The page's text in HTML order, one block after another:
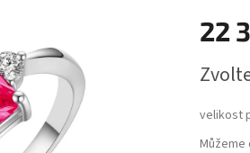
22
cena:
velikost
Můžeme